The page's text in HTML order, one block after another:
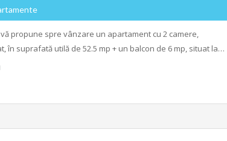
propune spre vânzare un apartament cu 2 camere,
în suprafată utilă de 52.5 mp + un balcon de 6 mp, situat la…